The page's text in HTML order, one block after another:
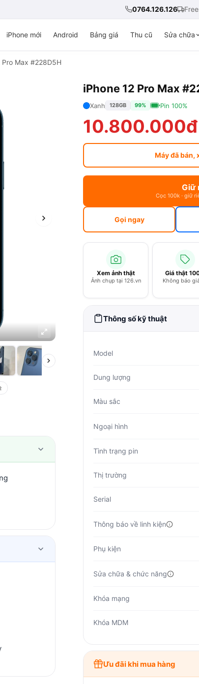
0764.126.126
iPhone mới Android Bảng giá Thu cũ Sửa chữa
Pro Max #228D5H
iPhone 12 Pro Max
Xanh 128GB 99% Pin 100%
10.800.000đ
Máy đã bán,
Giữ
Cọc 100k · giữ
Gọi ngay
Xem ảnh thật
Ảnh chụp tại 126.vn
Giá thật
Không báo
Thông số kỹ thuật
Model
Dung lượng
Màu sắc
Ngoại hình
Tình trạng pin
Thị trường
Serial
Thông báo về linh kiện
Phụ kiện
Sửa chữa & chức năng
Khóa mạng
Khóa MDM
Ưu đãi khi mua hàng